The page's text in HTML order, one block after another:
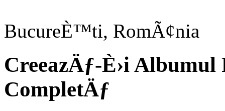
BucureÈ™ti, RomÃ¢nia
CreeazÄƒ-È›i
CompletÄƒ